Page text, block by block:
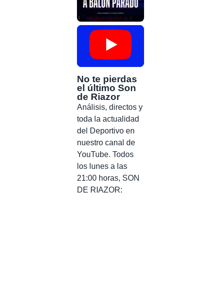
No te pierdas
el último Son
de Riazor
Análisis, directos y
toda la actualidad
del Deportivo en
nuestro canal de
YouTube. Todos
los lunes a las
21:00 horas, SON
DE RIAZOR: